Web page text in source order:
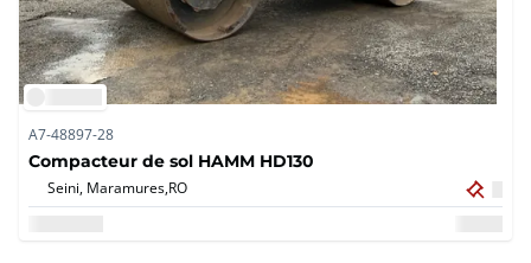
A7-48897-28
Compacteur de sol HAMM HD130
Seini, Maramures,RO